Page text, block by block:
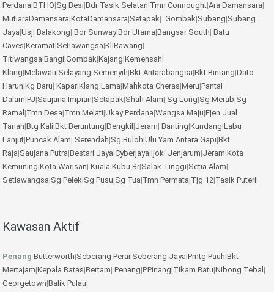
Perdana|BTHO|Sg Besi|Bdr Tasik Selatan|Tmn Connought|Ara Damansara|
MutiaraDamansara|KotaDamansara|Setapak| Gombak|Subang|Subang
Jaya|Usj| Balakong| Bdr Sunway|Bdr Utama|Bangsar South| Batu
Caves|Keramat|Setiawangsa|Kl |Rawang|
Titiwangsa|Bangi|Gombak|Kajang|Kemensah|
Klang|Melawati|Selayang|Semenyih|Bkt Antarabangsa|Bkt Bintang|Dato
Harun|Kg Baru| Kapar|Klang Lama|Mahkota Cheras|Meru|Pantai
Dalam|PJ|Saujana Impian|Setapak|Shah Alam| Sg Long|Sg Merab|Sg
Ramal |Tmn Desa|Tmn Melati|Ukay Perdana|Wangsa Maju|Ejen Jual
Tanah|Btg Kali|Bkt Beruntung|Dengkil |Jeram| Banting|Kundang|Labu
Lanjut|Puncak Alam| Serendah|Sg Buloh|Ulu Yam Antara Gapi|Bkt
Raja|Saujana Putra|Bestari Jaya|Cyberjaya|Ijok| Jenjarum|Jeram|Kota
Kemuning|Kota Warisan| Kuala Kubu Br|Salak Tinggi|Setia Alam|
Setiawangsa|Sg Pelek|Sg Pusu|Sg Tua|Tmn Permata|Tjg 12|Tasik Puteri|
Kawasan Aktif
Penang Butterworth|Seberang Perai|Seberang Jaya|Pmtg Pauh|Bkt
Mertajam|Kepala Batas|Bertam| Penang|P.Pinang|Tikam Batu|Nibong Tebal |
Georgetown|Balik Pulau|